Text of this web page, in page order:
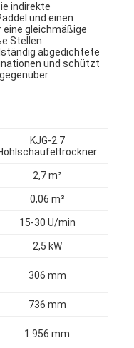
indirekte
und einen
gleichmäßige
Stellen.
abgedichtete
und schützt
KJG-2.7
2,7 m²
0,06 m³
15-30 U/min
2,5 kW
306 mm
736 mm
1.956 mm